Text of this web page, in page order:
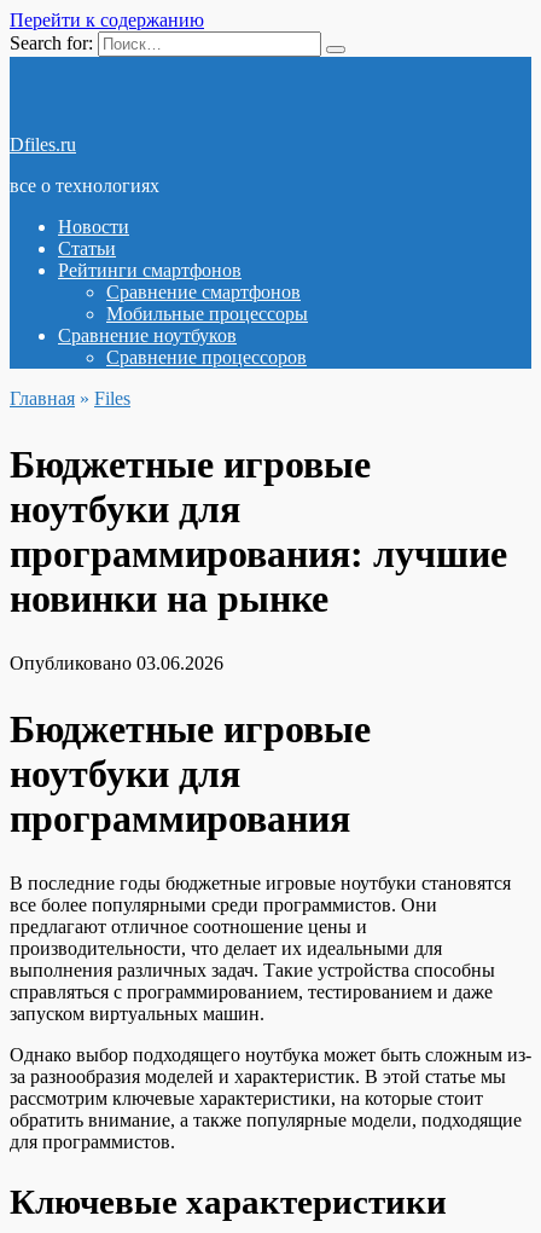
Перейти к содержанию
Search for:
Dfiles.ru
все о технологиях
Новости
Статьи
Рейтинги смартфонов
Сравнение смартфонов
Мобильные процессоры
Сравнение ноутбуков
Сравнение процессоров
Главная » Files
Бюджетные игровые
ноутбуки для
программирования: лучшие
новинки на рынке
Опубликовано 03.06.2026
Бюджетные игровые
ноутбуки для
программирования
В последние годы бюджетные игровые ноутбуки становятся
все более популярными среди программистов. Они
предлагают отличное соотношение цены и
производительности, что делает их идеальными для
выполнения различных задач. Такие устройства способны
справляться с программированием, тестированием и даже
запуском виртуальных машин.
Однако выбор подходящего ноутбука может быть сложным из-
за разнообразия моделей и характеристик. В этой статье мы
рассмотрим ключевые характеристики, на которые стоит
обратить внимание, а также популярные модели, подходящие
для программистов.
Ключевые характеристики